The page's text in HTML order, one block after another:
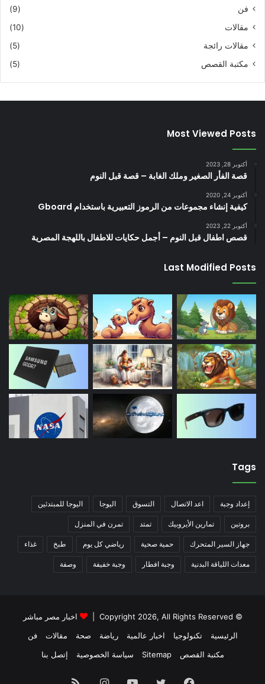
فن
(9)
مقالات
(10)
مقالات رائجة
(5)
مكتبة القصص
(5)
Most Viewed Posts
أكتوبر 28, 2023
قصة الفأر الصغير وملك الغابة – قصة قبل النوم
أكتوبر 24, 2020
كيفية إنشاء مجموعات من الرموز التعبيرية باستخدام Gboard
أكتوبر 22, 2023
قصص اطفال قبل النوم – أجمل حكايات للاطفال باللهجة المصرية
Last Modified Posts
Tags
إعداد وجبة اعد الاتصال التسوق اليوجا اليوجا للمبتدئين
بروتين تمارين الأيروبيك تمتد تمرن في المنزل
جهاز السير المتحرك حمية صحية رياضي كل يوم طبخ غذاء
معدات اللياقة البدنية وجبة افطار وجبة خفيفة وصفة
© Copyright 2026, All Rights Reserved |
اخبار مصر مباشر
الرئيسية
تكنولوجيا اخبار عالمية رياضة صحة مقالات
فن
مكتبة القصص
Sitemap سياسة الخصوصية إتصل بنا